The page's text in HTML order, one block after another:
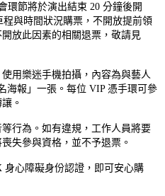
環節將於演出結束 20 分鐘後開
與時間狀況購票，不開放提前領
放此因素的相關退票，敬請見
用樂迷手機拍攝，內容為與藝人
海報」一張。每位 VIP 憑手環可參
。
行為。如有違規，工作人員將要
失參與資格，並不予退票。
身心障礙身份認證，即可安心購